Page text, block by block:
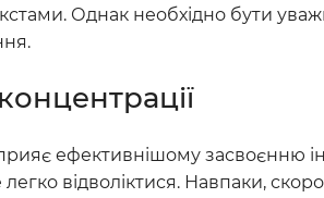
Однак необхідно бути
ефективнішому засвоєнню
відволіктися. Навпаки,